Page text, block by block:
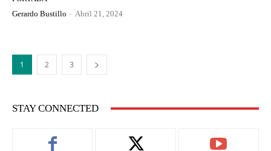
Gerardo Bustillo - Abril 21, 2024
1 2 3
STAY CONNECTED